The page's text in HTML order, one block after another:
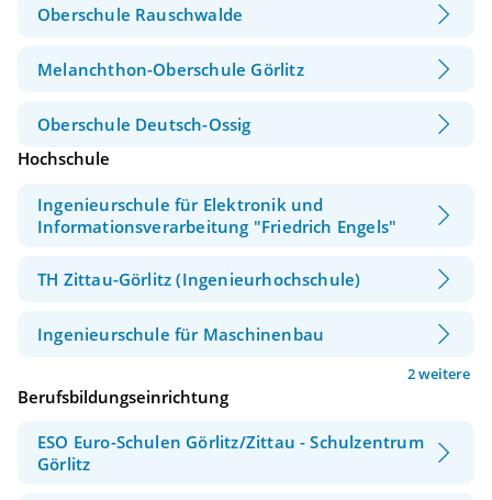
Oberschule Rauschwalde
Melanchthon-Oberschule Görlitz
Oberschule Deutsch-Ossig
Hochschule
Ingenieurschule für Elektronik und
Informationsverarbeitung "Friedrich Engels"
TH Zittau-Görlitz (Ingenieurhochschule)
Ingenieurschule für Maschinenbau
2 weitere
Berufsbildungseinrichtung
ESO Euro-Schulen Görlitz/Zittau - Schulzentrum
Görlitz